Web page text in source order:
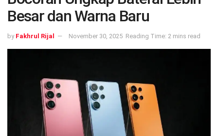
Besar dan Warna Baru
by Fakhrul Rijal November 30, 2025 Reading Time: 2 mins read